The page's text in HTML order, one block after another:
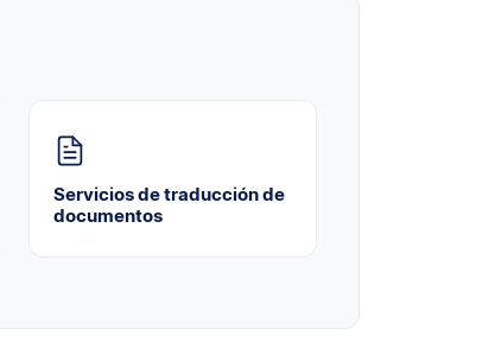
Servicios de traducción de
documentos